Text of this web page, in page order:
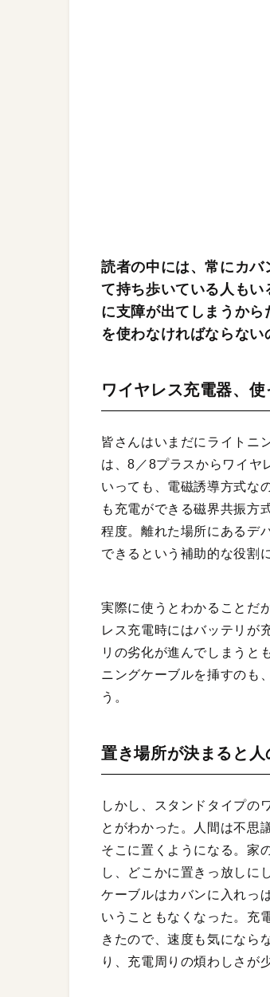
読者の中には、常にカ
て持ち歩いている人も
に支障が出てしまうか
を使わなければならない
ワイヤレス充電器、使
皆さんはいまだにライトニ
は、8／8プラスからワイヤ
いっても、電磁誘導方式な
も充電ができる磁界共振方
程度。離れた場所にあるデ
できるという補助的な役割
実際に使うとわかることだ
レス充電時にはバッテリが
リの劣化が進んでしまうと
ニングケーブルを挿すのも
う。
置き場所が決まると
しかし、スタンドタイプの
とがわかった。人間は不思
そこに置くようになる。家
し、どこかに置きっ放しに
ケーブルはカバンに入れっ
いうこともなくなった。充
きたので、速度も気になら
り、充電周りの煩わしさが